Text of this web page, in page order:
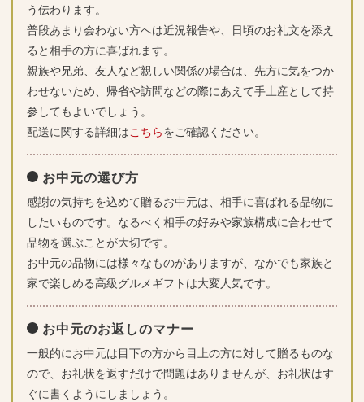
う伝わります。
普段あまり会わない方へは近況報告や、日頃のお礼文を添え
ると相手の方に喜ばれます。
親族や兄弟、友人など親しい関係の場合は、先方に気をつか
わせないため、帰省や訪問などの際にあえて手土産として持
参してもよいでしょう。
配送に関する詳細はこちらをご確認ください。
お中元の選び方
感謝の気持ちを込めて贈るお中元は、相手に喜ばれる品物に
したいものです。なるべく相手の好みや家族構成に合わせて
品物を選ぶことが大切です。
お中元の品物には様々なものがありますが、なかでも家族と
家で楽しめる高級グルメギフトは大変人気です。
お中元のお返しのマナー
一般的にお中元は目下の方から目上の方に対して贈るものな
ので、お礼状を返すだけで問題はありませんが、お礼状はす
ぐに書くようにしましょう。